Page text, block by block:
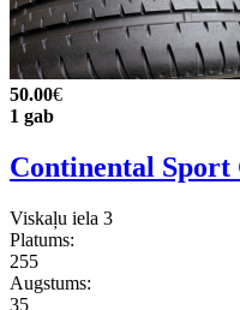
50.00€
1 gab
Continental Sport
Viskaļu iela 3
Platums:
255
Augstums:
35